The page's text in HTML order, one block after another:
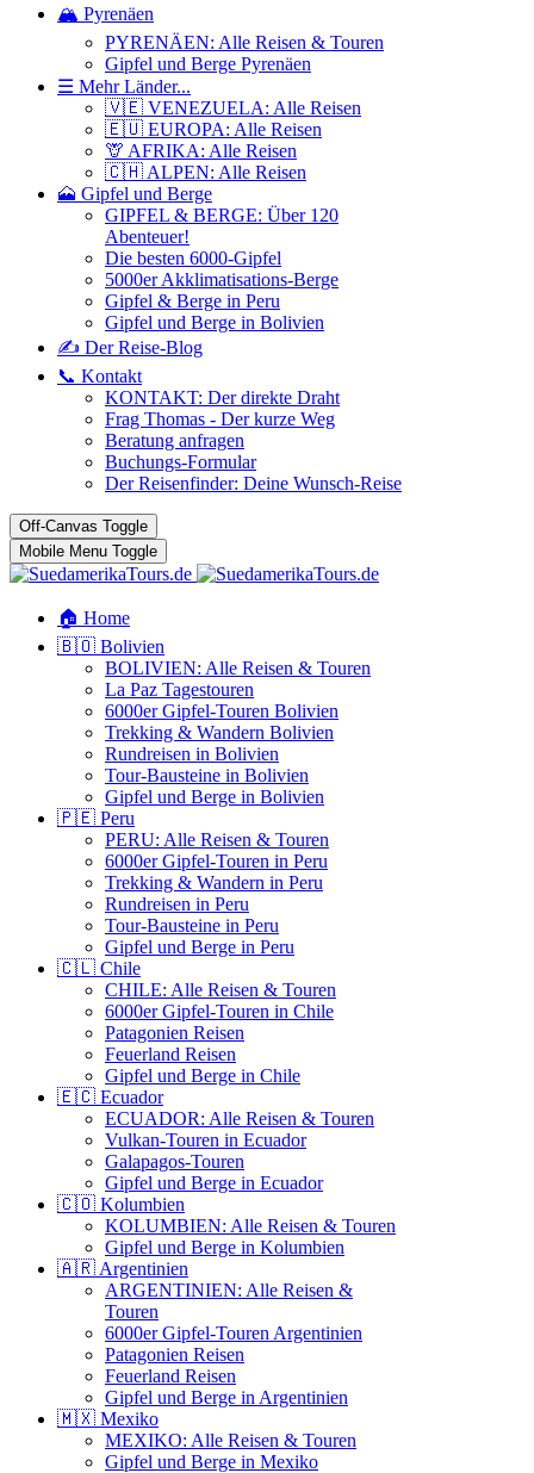
🏔️ Pyrenäen
PYRENÄEN: Alle Reisen & Touren
Gipfel und Berge Pyrenäen
☰ Mehr Länder...
🇻🇪 VENEZUELA: Alle Reisen
🇪🇺 EUROPA: Alle Reisen
🦒 AFRIKA: Alle Reisen
🇨🇭 ALPEN: Alle Reisen
🗻 Gipfel und Berge
GIPFEL & BERGE: Über 120
Abenteuer!
Die besten 6000-Gipfel
5000er Akklimatisations-Berge
Gipfel & Berge in Peru
Gipfel und Berge in Bolivien
✍️ Der Reise-Blog
📞 Kontakt
KONTAKT: Der direkte Draht
Frag Thomas - Der kurze Weg
Beratung anfragen
Buchungs-Formular
Der Reisenfinder: Deine Wunsch-Reise
Off-Canvas Toggle
Mobile Menu Toggle
🏠 Home
🇧🇴 Bolivien
BOLIVIEN: Alle Reisen & Touren
La Paz Tagestouren
6000er Gipfel-Touren Bolivien
Trekking & Wandern Bolivien
Rundreisen in Bolivien
Tour-Bausteine in Bolivien
Gipfel und Berge in Bolivien
🇵🇪 Peru
PERU: Alle Reisen & Touren
6000er Gipfel-Touren in Peru
Trekking & Wandern in Peru
Rundreisen in Peru
Tour-Bausteine in Peru
Gipfel und Berge in Peru
🇨🇱 Chile
CHILE: Alle Reisen & Touren
6000er Gipfel-Touren in Chile
Patagonien Reisen
Feuerland Reisen
Gipfel und Berge in Chile
🇪🇨 Ecuador
ECUADOR: Alle Reisen & Touren
Vulkan-Touren in Ecuador
Galapagos-Touren
Gipfel und Berge in Ecuador
🇨🇴 Kolumbien
KOLUMBIEN: Alle Reisen & Touren
Gipfel und Berge in Kolumbien
🇦🇷 Argentinien
ARGENTINIEN: Alle Reisen &
Touren
6000er Gipfel-Touren Argentinien
Patagonien Reisen
Feuerland Reisen
Gipfel und Berge in Argentinien
🇲🇽 Mexiko
MEXIKO: Alle Reisen & Touren
Gipfel und Berge in Mexiko